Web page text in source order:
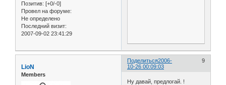
Позитив: [+0/-0]
Провел на форуме:
Не определено
Последний визит:
2007-09-02 23:41:29
Поделиться 9
2006-
10-26 00:09:03
LioN
Members
Ну давай, предлогай. !